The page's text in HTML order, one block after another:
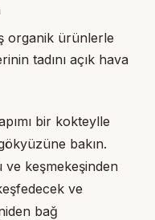
organik ürünlerle
tadını açık hava
bir kokteylle
gökyüzüne bakın.
keşmekeşinden
ve
bağ